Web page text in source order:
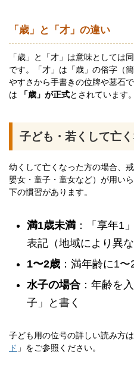
「歳」と「才」の違い
「歳」と「才」は意味としては
です。「才」は「歳」の俗字（
やすさから手書きの位牌や墓石
は
「歳」が正式とされています。
子ども・若くして亡
幼くして亡くなった方の場合、
嬰女・童子・童女など）が用い
下の慣習があります。
満1歳未満 ：「享年1
表記（地域により異な
1〜2歳 ：満年齢に1
水子の場合 ：年齢を
子」と書く
子ども用の位号の詳しい読み方
ド 」をご参照ください。